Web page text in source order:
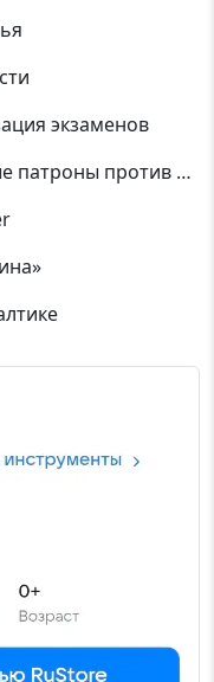
экзаменов
«Многоточие»: Многопульные патроны против дронов